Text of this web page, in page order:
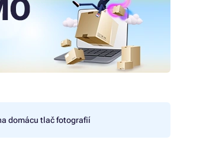
domácu tlač fotografií